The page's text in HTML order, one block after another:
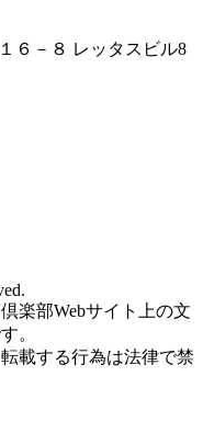
６－８ レッタスビル8
楽部Webサイト上の文
。
載する行為は法律で禁